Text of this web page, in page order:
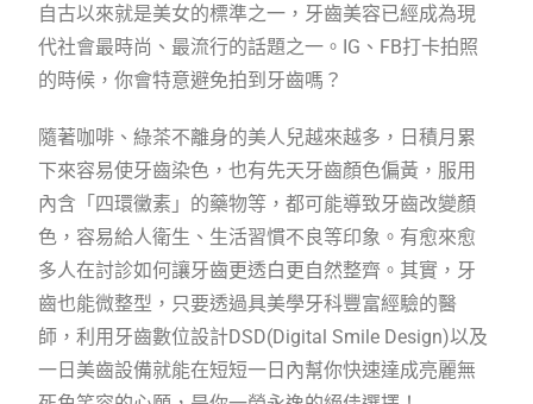
自古以來就是美女的標準之一，牙齒美容已經成為現
代社會最時尚、最流行的話題之一。IG、FB打卡拍照
的時候，你會特意避免拍到牙齒嗎？
隨著咖啡、綠茶不離身的美人兒越來越多，日積月累
下來容易使牙齒染色，也有先天牙齒顏色偏黃，服用
內含「四環黴素」的藥物等，都可能導致牙齒改變顏
色，容易給人衛生、生活習慣不良等印象。有愈來愈
多人在討診如何讓牙齒更透白更自然整齊。其實，牙
齒也能微整型，只要透過具美學牙科豐富經驗的醫
師，利用牙齒數位設計DSD(Digital Smile Design)以及
一日美齒設備就能在短短一日內幫你快速達成亮麗無